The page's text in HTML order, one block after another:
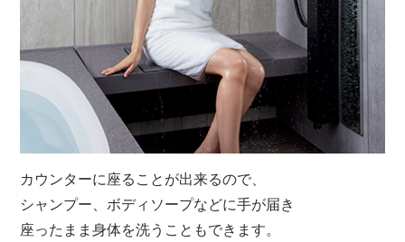
カウンターに座ることが出来るので、
シャンプー、ボディソープなどに手が届き
座ったまま身体を洗うこともできます。